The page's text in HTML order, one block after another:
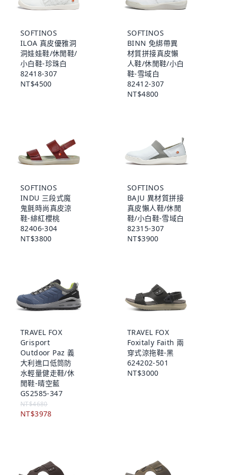
SOFTINOS
ILOA 真皮優雅洞
洞娃娃鞋/休閒鞋/
小白鞋-珍珠白
82418-307
NT$4500
SOFTINOS
BINN 免綁帶異
材質拼接真皮懶
人鞋/休閒鞋/小白
鞋-雪域白
82412-307
NT$4800
SOFTINOS
INDU 三段式魔
鬼氈時尚真皮涼
鞋-緋紅櫻桃
82406-304
NT$3800
SOFTINOS
BAJU 異材質拼接
真皮懶人鞋/休閒
鞋/小白鞋-雪域白
82315-307
NT$3900
TRAVEL FOX
Grisport
Outdoor Paz 義
大利進口低筒防
水輕量健走鞋/休
閒鞋-晴空藍
GS2585-347
NT$4680
NT$3978
TRAVEL FOX
Foxitaly Faith 兩
穿式涼拖鞋-黑
624202-501
NT$3000